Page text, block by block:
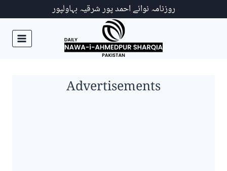
روزنامہ نوائے احمد پور شرقیہ بہاولپور
Advertisements